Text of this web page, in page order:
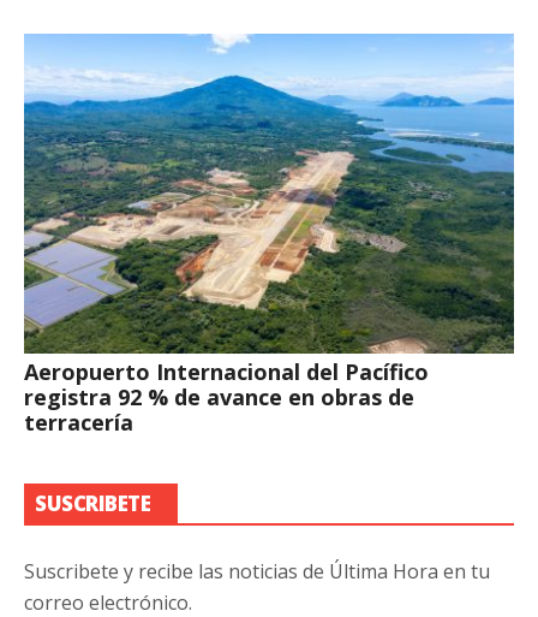
Aeropuerto Internacional del Pacífico
registra 92 % de avance en obras de
terracería
SUSCRIBETE
Suscribete y recibe las noticias de Última Hora en tu
correo electrónico.